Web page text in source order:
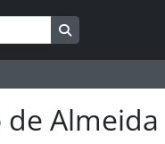
Search in